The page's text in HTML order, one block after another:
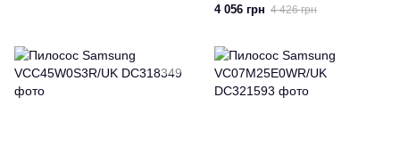
4 056 грн 4 426 грн